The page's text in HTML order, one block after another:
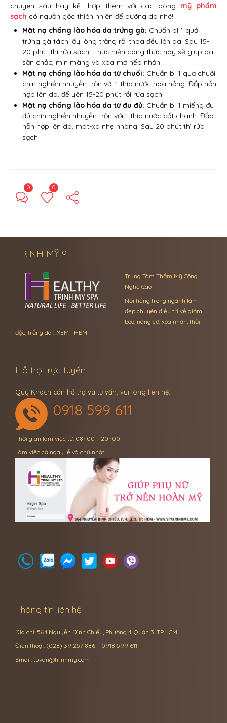
chuyên sâu hãy kết hợp thêm với các dòng mỹ phẩm
sạch có nguồn gốc thiên nhiên để dưỡng da nhé!
Mặt nạ chống lão hóa da trứng gà: Chuẩn bị 1 quả
trứng gà tách lấy lòng trắng rồi thoa đều lên da. Sau 15-
20 phút thì rửa sạch. Thực hiện công thức này sẽ giúp da
săn chắc, mịn màng và xóa mờ nếp nhăn.
Mặt nạ chống lão hóa da từ chuối: Chuẩn bị 1 quả chuối
chín nghiền nhuyễn trộn với 1 thìa nước hoa hồng. Đắp hỗn
hợp lên da, để yên 15-20 phút rồi rửa sạch.
Mặt nạ chống lão hóa da từ đu đủ: Chuẩn bị 1 miếng đu
đủ chín nghiền nhuyễn trộn với 1 thìa nước cốt chanh. Đắp
hỗn hợp lên da, mát-xa nhẹ nhàng. Sau 20 phút thì rửa
sạch.
0 0
TRINH MỸ ®
Trung Tâm Thẩm Mỹ Công
Nghệ Cao
Nổi tiếng trong ngành làm
đẹp chuyên điều trị về giảm
béo, nâng cơ, xóa nhăn, thải
độc, trắng da …XEM THÊM
Hỗ trợ trực tuyến
Quý Khách cần hỗ trợ và tư vấn, vui lòng liên hệ:
0918 599 611
Thời gian làm việc từ: 08h00 – 20h00
Làm việc cả ngày lễ và chủ nhật
Thông tin liên hệ
Địa chỉ: 564 Nguyễn Đình Chiểu, Phường 4, Quận 3, TP.HCM
Điện thoại: (028) 39 257 886 – 0918 599 611
Email: tuvan@trinhmy.com